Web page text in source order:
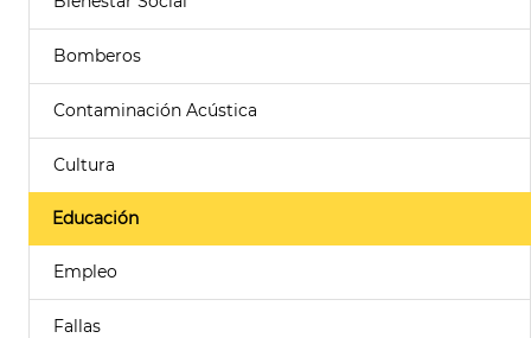
Bomberos
Contaminación Acústica
Cultura
Educación
Empleo
Fallas